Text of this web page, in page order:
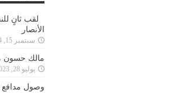
لقب ثانٍ
الأنصار
سبتمبر 15, 2024
مالك حسون
يوليو 28, 2023
وصول مدافع